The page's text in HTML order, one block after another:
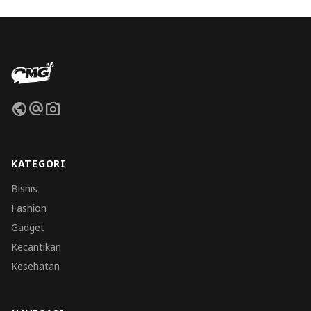
publicalternate_emailphoto_camera
KATEGORI
Bisnis
Fashion
Gadget
Kecantikan
Kesehatan